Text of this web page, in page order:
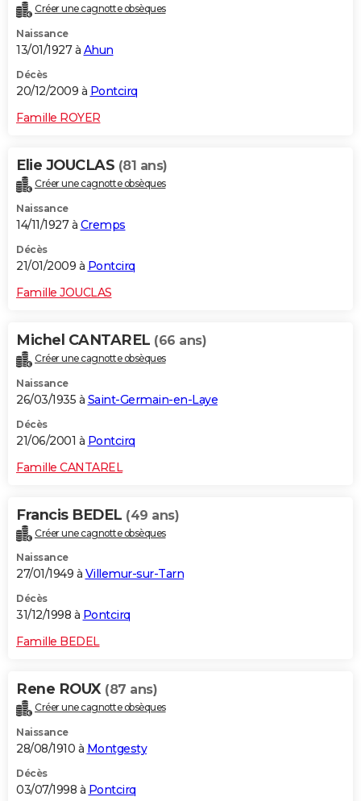
Créer une cagnotte obsèques
Naissance
13/01/1927 à Ahun
Décès
20/12/2009 à Pontcirq
Famille ROYER
Elie JOUCLAS (81 ans)
Créer une cagnotte obsèques
Naissance
14/11/1927 à Cremps
Décès
21/01/2009 à Pontcirq
Famille JOUCLAS
Michel CANTAREL (66 ans)
Créer une cagnotte obsèques
Naissance
26/03/1935 à Saint-Germain-en-Laye
Décès
21/06/2001 à Pontcirq
Famille CANTAREL
Francis BEDEL (49 ans)
Créer une cagnotte obsèques
Naissance
27/01/1949 à Villemur-sur-Tarn
Décès
31/12/1998 à Pontcirq
Famille BEDEL
Rene ROUX (87 ans)
Créer une cagnotte obsèques
Naissance
28/08/1910 à Montgesty
Décès
03/07/1998 à Pontcirq